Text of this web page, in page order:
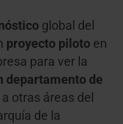
global del
proyecto piloto en
para ver la
departamento de
otras áreas del
de la